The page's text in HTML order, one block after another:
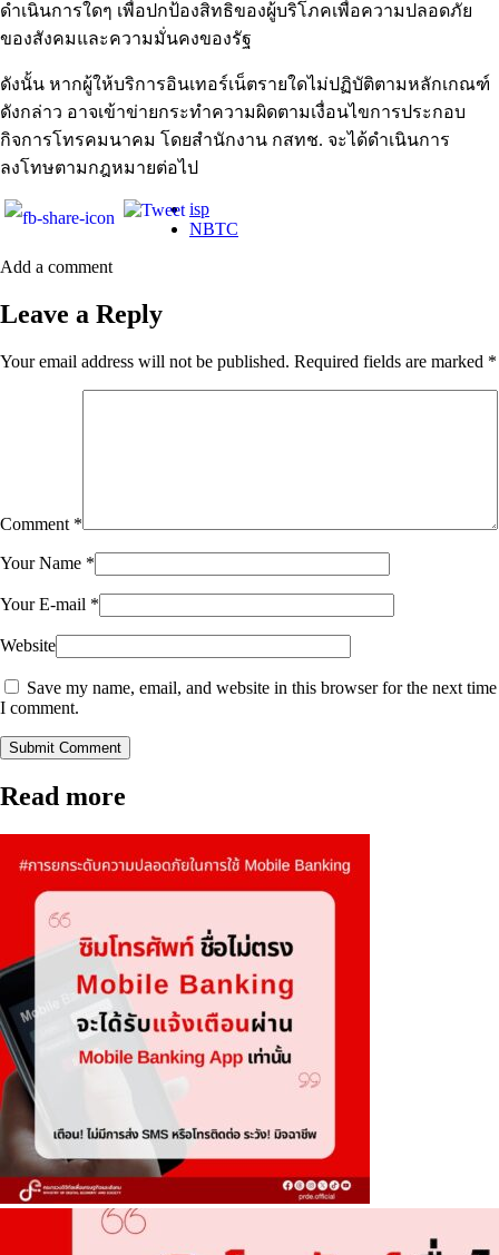
ดำเนินการใดๆ เพื่อปกป้องสิทธิของผู้บริโภคเพื่อความปลอดภัย
ของสังคมและความมั่นคงของรัฐ
ดังนั้น หากผู้ให้บริการอินเทอร์เน็ตรายใดไม่ปฏิบัติตามหลักเกณฑ์
ดังกล่าว อาจเข้าข่ายกระทำความผิดตามเงื่อนไขการประกอบ
กิจการโทรคมนาคม โดยสำนักงาน กสทช. จะได้ดำเนินการ
ลงโทษตามกฎหมายต่อไป
isp
NBTC
Add a comment
Leave a Reply
Your email address will not be published. Required fields are marked *
Comment *
Your Name *
Your E-mail *
Website
Save my name, email, and website in this browser for the next time
I comment.
Submit Comment
Read more